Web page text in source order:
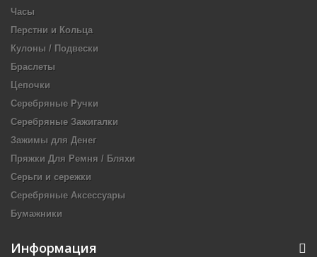
Часы
Перстни и Кольца
Кулоны / Подвески
Браслеты
Цепочки
Серебряные Ручки
Серебряные Зажигалки
Зажимы для Денег
Пряжки Для Ремня / Бляхи
Серьги и сережки
Серебряные Аксессуары
Бумажники
Информация